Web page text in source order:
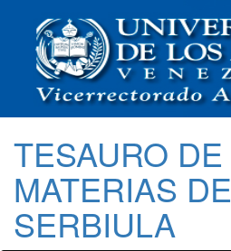
TESAURO DE
MATERIAS DE
SERBIULA